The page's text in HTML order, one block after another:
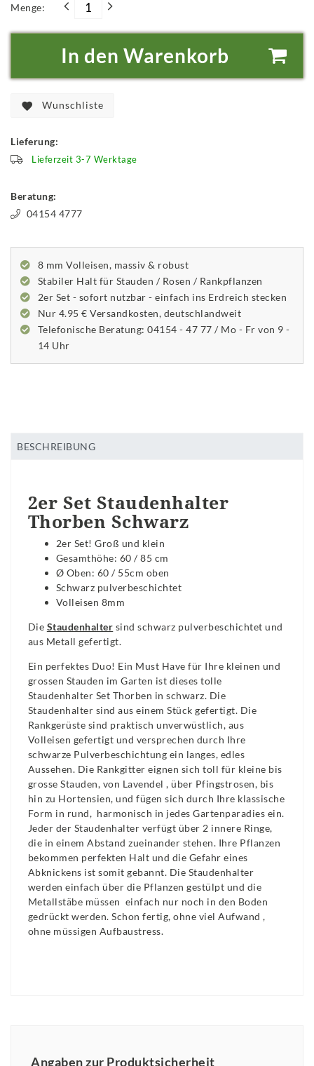
Menge:
In den Warenkorb
Wunschliste
Lieferung:
Lieferzeit 3-7 Werktage
Beratung:
04154 4777
8 mm Volleisen, massiv & robust
Stabiler Halt für Stauden / Rosen / Rankpflanzen
2er Set - sofort nutzbar - einfach ins Erdreich stecken
Nur 4.95 € Versandkosten, deutschlandweit
Telefonische Beratung: 04154 - 47 77 / Mo - Fr von 9 -
14 Uhr
BESCHREIBUNG
2er Set Staudenhalter
Thorben Schwarz
2er Set! Groß und klein
Gesamthöhe: 60 / 85 cm
Ø Oben: 60 / 55cm oben
Schwarz pulverbeschichtet
Volleisen 8mm
Die Staudenhalter sind schwarz pulverbeschichtet und
aus Metall gefertigt.
Ein perfektes Duo! Ein Must Have für Ihre kleinen und
grossen Stauden im Garten ist dieses tolle
Staudenhalter Set Thorben in schwarz. Die
Staudenhalter sind aus einem Stück gefertigt. Die
Rankgerüste sind praktisch unverwüstlich, aus
Volleisen gefertigt und versprechen durch Ihre
schwarze Pulverbeschichtung ein langes, edles
Aussehen. Die Rankgitter eignen sich toll für kleine bis
grosse Stauden, von Lavendel , über Pfingstrosen, bis
hin zu Hortensien, und fügen sich durch Ihre klassische
Form in rund, harmonisch in jedes Gartenparadies ein.
Jeder der Staudenhalter verfügt über 2 innere Ringe,
die in einem Abstand zueinander stehen. Ihre Pflanzen
bekommen perfekten Halt und die Gefahr eines
Abknickens ist somit gebannt. Die Staudenhalter
werden einfach über die Pflanzen gestülpt und die
Metallstäbe müssen einfach nur noch in den Boden
gedrückt werden. Schon fertig, ohne viel Aufwand ,
ohne müssigen Aufbaustress.
Angaben zur Produktsicherheit